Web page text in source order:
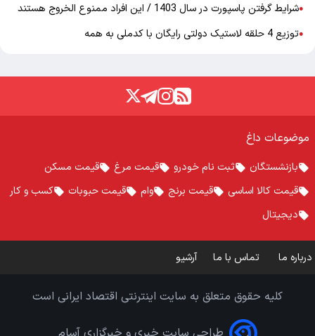
●شرایط گرفتن پاسپورت در سال 1403 / این افراد ممنوع الخروج هستند
●توزیع 4 حلقه لاستیک دولتی رایگان با کدملی به همه
موضوعات داغ
بازنشستگان ثبت نام خودرو قیمت مرغ
قیمت مسکن
قیمت کالا اساسی
قیمت برنج وام قیمت حبوبات
کسب و کار
دیجیتال
درباره ما تماس با ما آرشیو
کلیه حقوق متعلق به سایت اینترنتی اقتصاد ایرانی است